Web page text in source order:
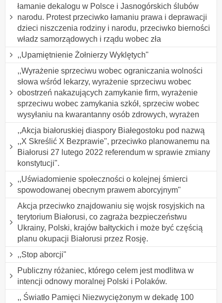
łamanie dekalogu w Polsce i Jasnogórskich ślubów
narodu. Protest przeciwko łamaniu prawa i deprawacji
dzieci niszczenia rodziny i narodu, przeciwko bierności
władz samorządowych i rządu wobec zła
,,Upamiętnienie Żołnierzy Wyklętych"
,,Wyrażenie sprzeciwu wobec ograniczania wolności
słowa wśród lekarzy, wyrażenie sprzeciwu wobec
obostrzeń nakazujących zamykanie firm, wyrażenie
sprzeciwu wobec zamykania szkół, sprzeciw wobec
wysyłaniu na kwarantanny osób zdrowych, wyrażen
,,Akcja białoruskiej diaspory Białegostoku pod nazwą
,,X Skreślić X Bezprawie", przeciwko planowanemu na
Białorusi 27 lutego 2022 referendum w sprawie zmiany
konstytucji".
,,Uświadomienie społeczności o kolejnej śmierci
spowodowanej obecnym prawem aborcyjnym"
Akcja przeciwko znajdowaniu się wojsk rosyjskich na
terytorium Białorusi, co zagraża bezpieczeństwu
Ukrainy, Polski, krajów bałtyckich i może być częścią
planu okupacji Białorusi przez Rosję.
,,Stop aborcji"
Publiczny różaniec, którego celem jest modlitwa w
intencji odnowy moralnej Polski i Polaków.
,, Światło Pamięci Niezwyciężonym w dekadę 100